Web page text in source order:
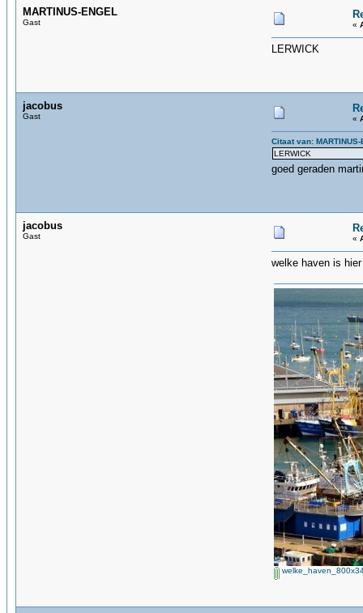
MARTINUS-ENGEL
Gast «
LERWICK
jacobus
Gast «
Citaat van:
LERWICK
goed geraden
jacobus
Gast «
welke haven is